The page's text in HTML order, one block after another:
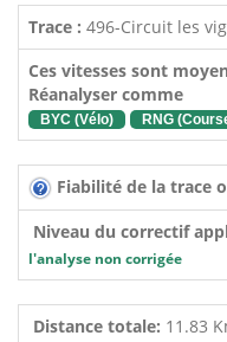
Trace : 496-Circuit les
Ces vitesses sont
Réanalyser comme
BYC (Vélo) RNG
Fiabilité de la trace
Niveau du correctif
l'analyse non corrigée
Distance totale: 11.83